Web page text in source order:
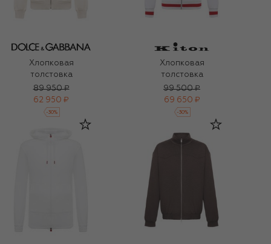
Хлопковая
толстовка
89 950 ₽
62 950 ₽
-30%
Хлопковая
толстовка
99 500 ₽
69 650 ₽
-30%